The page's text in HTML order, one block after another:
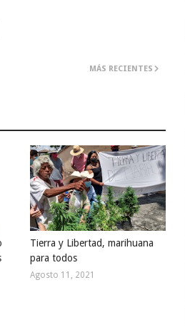
MÁS RECIENTES
Tierra y Libertad, marihuana
para todos
Agosto 11, 2021